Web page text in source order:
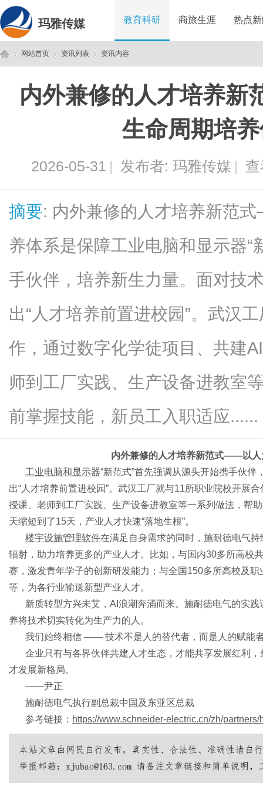
玛雅传媒 教育科研 商旅生涯 热点
网站首页
›
资讯列表 资讯内容
内外兼修的人才培养
生命周期培
2026-05-31 | 发布者: 玛雅传媒 |
摘要: 内外兼修的人才培养新范
养体系是保障工业电脑和显示器“
手伙伴，培养新生力量。面对技
出“人才培养前置进校园”。武汉
作，通过数字化学徒项目、共建
师到工厂实践、生产设备进教室
前掌握技能，新员工入职适应......
内外兼修的人才培养新范式——以人
工业电脑和显示器“新范式”首先强调从源头开始携手伙
出“人才培养前置进校园”。武汉工厂就与11所职业院校开展
授课、老师到工厂实践、生产设备进教室等一系列做法，帮
天缩短到了15天，产业人才快速“落地生根”。
楼宇设施管理软件在满足自身需求的同时，施耐德电气持
辐射，助力培养更多的产业人才。比如，与国内30多所高校
赛，激发青年学子的创新研发能力；与全国150多所高校及
等，为各行业输送新型产业人才。
新质转型方兴未艾， AI浪潮奔涌而来。施耐德电气的实
养将技术切实转化为生产力的人。
我们始终相信 —— 技术不是人的替代者，而是人的赋能
企业只有与各界伙伴共建人才生态，才能共享发展红利，
才发展新格局。
——尹正
施耐德电气执行副总裁中国及东亚区总裁
参考链接： https://www.schneider-electric.cn/zh/